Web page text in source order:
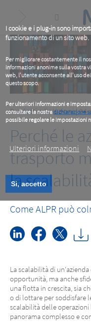
I cookie e i plug-in sono
funzionamento di un sito web.
Per migliorare costantemente il
informazioni anonime sulla vostra
web, l'utente acconsente all'uso
questo scopo.
Per ulteriori informazioni e
consultare la nostradichiarazione
possibile regolare le impostazioni
Ulteriori informazioni
Si, accetto
content
Prodotti e Soluzioni | 04
Perché le
trasporto
la
Come ALPR può
La scalabilità di
opportunità, ma anche
una flotta in crescita, sia
o di lottare per soddisfare
scalabilità delle
panorama complesso e